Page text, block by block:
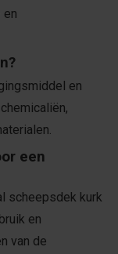
en
en
een
scheepsdek kurk
en
van de